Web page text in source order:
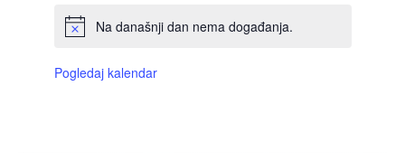
Na današnji dan nema događanja.
Pogledaj kalendar